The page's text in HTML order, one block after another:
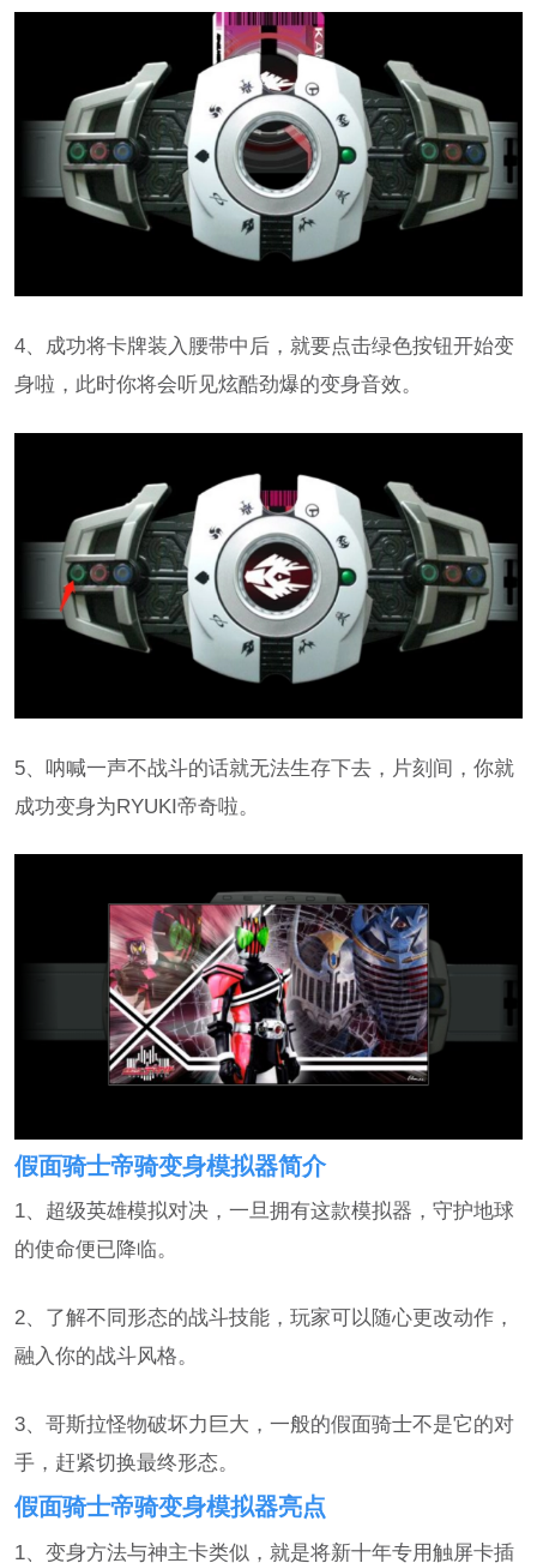
4、成功将卡牌装入腰带中后，就要点击绿色按钮开始变
身啦，此时你将会听见炫酷劲爆的变身音效。
5、呐喊一声不战斗的话就无法生存下去，片刻间，你就
成功变身为RYUKI帝奇啦。
假面骑士帝骑变身模拟器简介
1、超级英雄模拟对决，一旦拥有这款模拟器，守护地球
的使命便已降临。
2、了解不同形态的战斗技能，玩家可以随心更改动作，
融入你的战斗风格。
3、哥斯拉怪物破坏力巨大，一般的假面骑士不是它的对
手，赶紧切换最终形态。
假面骑士帝骑变身模拟器亮点
1、变身方法与神主卡类似，就是将新十年专用触屏卡插